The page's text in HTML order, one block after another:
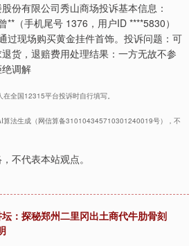
份有限公司秀山商场投诉基本信息：
（手机尾号 1376，用户ID ****5830）
过现场购买黄金挂件首饰。投诉问题：可
货，退赔费用处理结果：一方无故不参
调解
全国12315平台投诉时自行填写。
算法生成（网信算备310104345710301240019号），不
不代表本站观点。
：探秘郑州二里冈出土商代牛肋骨刻